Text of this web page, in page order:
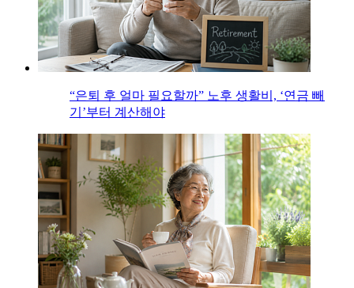
“은퇴 후 얼마 필요할까” 노후 생활비, ‘연금 빼
기’부터 계산해야